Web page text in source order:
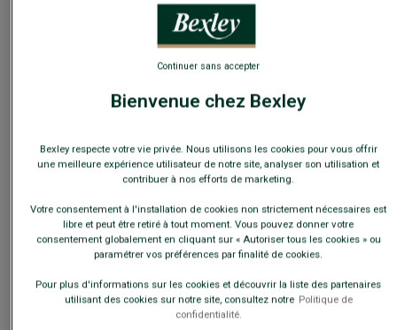
PROLONGEZ LA DURÉE DE VIE
Vos embauchoirs pour seulement 34€ de
+
CARACTÉRISTIQUES MATIÈRE & FABRICATION
Modèle fabriqué dans nos ateliers au Portugal.
Manasota est un mocassin sans applique sur une semelle
confortableet dans l'air du temps, idéal en été.
Réalisée en cuir pull-up avec semelle gomme monobloc, avec
plateau cousu. Première amovible en cuir de vachette.
Bienvenue chez Bexley
Bexley respecte votre vie privée. Nous utilisons les cookies pour vous offrir
une meilleure expérience utilisateur de notre site, analyser son utilisation et
contribuer à nos efforts de marketing.
Votre consentement à l'installation de cookies non strictement nécessaires est
libre et peut être retiré à tout moment. Vous pouvez donner votre
consentement globalement en cliquant sur « Autoriser tous les cookies » ou
paramétrer vos préférences par finalité de cookies.
Pour plus d'informations sur les cookies et découvrir la liste des partenaires
utilisant des cookies sur notre site, consultez notre Politique de
confidentialité.
Continuer sans accepter